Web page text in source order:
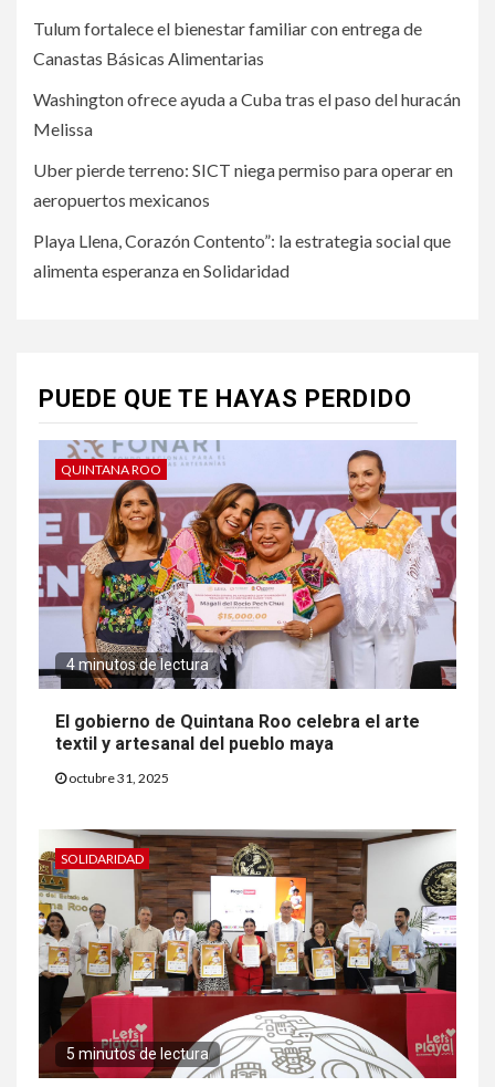
Tulum fortalece el bienestar familiar con entrega de
Canastas Básicas Alimentarias
Washington ofrece ayuda a Cuba tras el paso del huracán
Melissa
Uber pierde terreno: SICT niega permiso para operar en
aeropuertos mexicanos
Playa Llena, Corazón Contento”: la estrategia social que
alimenta esperanza en Solidaridad
PUEDE QUE TE HAYAS PERDIDO
QUINTANA ROO
4 minutos de lectura
El gobierno de Quintana Roo celebra el arte
textil y artesanal del pueblo maya
octubre 31, 2025
SOLIDARIDAD
5 minutos de lectura